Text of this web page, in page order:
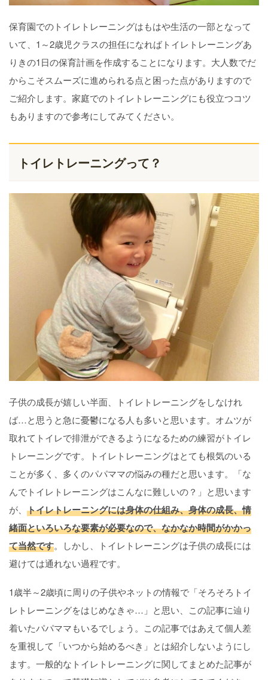
保育園でのトイレトレーニングはもはや生活の一部となって
いて、1～2歳児クラスの担任になればトイレトレーニングあ
りきの1日の保育計画を作成することになります。大人数でだ
からこそスムーズに進められる点と困った点がありますので
ご紹介します。家庭でのトイレトレーニングにも役立つコツ
もありますので参考にしてみてください。
トイレトレーニングって？
子供の成長が嬉しい半面、トイレトレーニングをしなけれ
ば…と思うと急に憂鬱になる人も多いと思います。オムツが
取れてトイレで排泄ができるようになるための練習がトイレ
トレーニングです。トイレトレーニングはとても根気のいる
ことが多く、多くのパパママの悩みの種だと思います。「な
んでトイレトレーニングはこんなに難しいの？」と思います
が、 トイレトレーニングには身体の仕組み、身体の成長、情
緒面といろいろな要素が必要なので、なかなか時間がかかっ
て当然です。しかし、トイレトレーニングは子供の成長には
避けては通れない過程です。
1歳半～2歳頃に周りの子供やネットの情報で「そろそろトイ
レトレーニングをはじめなきゃ…」と思い、この記事に辿り
着いたパパママもいるでしょう。この記事ではあえて個人差
を重視して「いつから始めるべき」とは紹介しないようにし
ます。一般的なトイレトレーニングに関してまとめた記事が